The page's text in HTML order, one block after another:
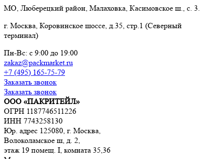
МО, Люберецкий район, Малаховка, Касимовское ш., с. 3.
г. Москва, Коровинское шоссе, д.35, стр.1 (Северный
терминал)
Пн-Вс: с 9:00 до 19:00
zakaz@packmarket.ru
+7 (495) 165-75-79
Заказать звонок
Заказать звонок
ООО «ПАКРИТЕЙЛ»
ОГРН 1187746511226
ИНН 7743258130
Юр. адрес 125080, г. Москва,
Волоколамское ш, д. 2,
этаж 19 помещ. I, комната 35,36